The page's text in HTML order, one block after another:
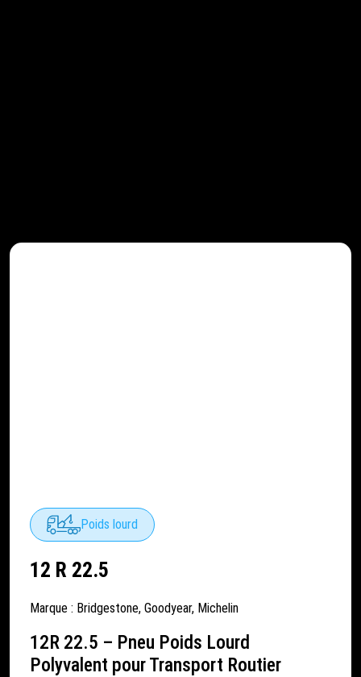
Poids lourd
12 R 22.5
Marque : Bridgestone, Goodyear, Michelin
12R 22.5 – Pneu Poids Lourd
Polyvalent pour Transport Routier